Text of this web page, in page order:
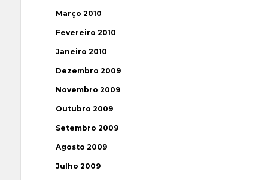
Março 2010
Fevereiro 2010
Janeiro 2010
Dezembro 2009
Novembro 2009
Outubro 2009
Setembro 2009
Agosto 2009
Julho 2009